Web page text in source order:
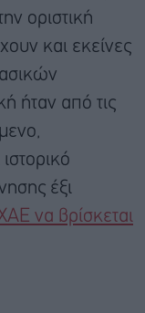
οριστική
και εκείνες
ήταν από τις
έξι
να βρίσκεται